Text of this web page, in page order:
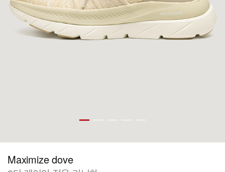
Maximize dove